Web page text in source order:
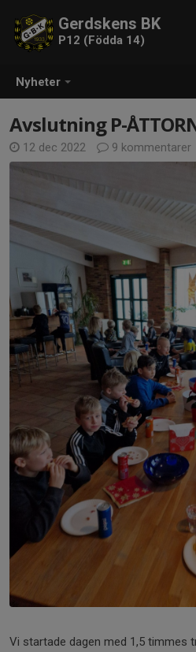
Nyheter
Gerdskens BK
P12 (Födda 14)
Avslutning P-
12 dec 2022 9 kommentarer
Vi startade dagen med 1,5 timmes